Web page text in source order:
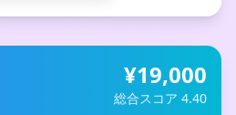
¥19,000
総合スコア 4.40